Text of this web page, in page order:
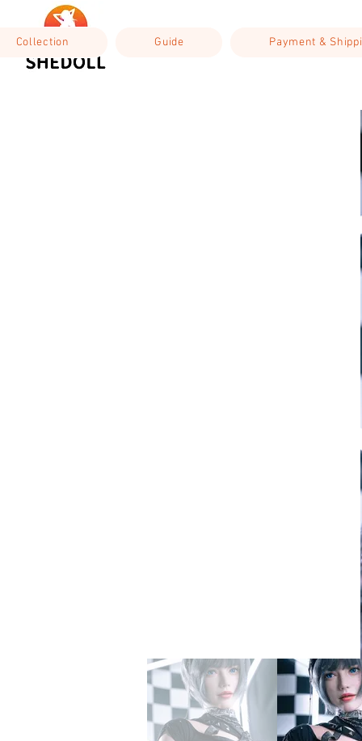
Collection Guide Payment &